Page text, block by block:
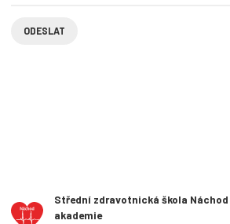
Střední zdravotnická škola
akademie